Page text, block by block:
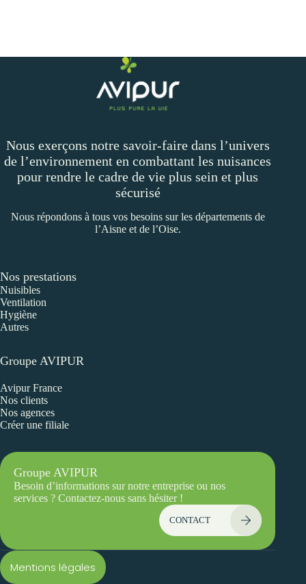
Nous exerçons notre savoir-faire dans l’univers
de l’environnement en combattant les nuisances
pour rendre le cadre de vie plus sein et plus
sécurisé
Nous répondons à tous vos besoins sur les départements de
l’Aisne et de l’Oise.
Nos prestations
Nuisibles
Ventilation
Hygiène
Autres
Groupe AVIPUR
Avipur France
Nos clients
Nos agences
Créer une filiale
Groupe AVIPUR
Besoin d’informations sur notre entreprise ou nos
services ? Contactez-nous sans hésiter !
CONTACT
Mentions légales